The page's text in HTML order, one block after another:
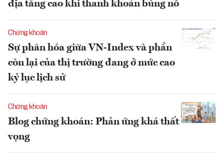
địa tăng cao khi thanh khoản bùng nổ
Chứng khoán
Sự phân hóa giữa VN-Index và phần
còn lại của thị trường đang ở mức cao
kỷ lục lịch sử
Chứng khoán
Blog chứng khoán: Phản ứng khá thất
vọng